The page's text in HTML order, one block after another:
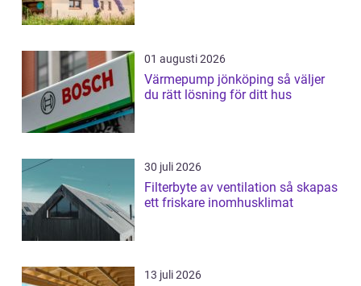
01 augusti 2026
Värmepump jönköping så väljer
du rätt lösning för ditt hus
30 juli 2026
Filterbyte av ventilation så skapas
ett friskare inomhusklimat
13 juli 2026